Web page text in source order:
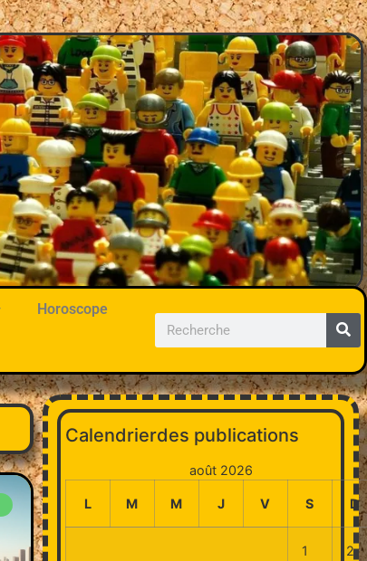
Horoscope
Calendrierdes publications
août 2026
L M M J V S D
1 2